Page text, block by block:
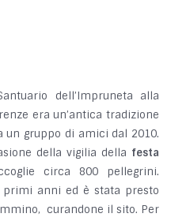
dell’Impruneta alla
era un’antica tradizione
gruppo di amici dal 2010.
della vigilia della festa
circa 800 pellegrini.
anni ed è stata presto
curandone il sito. Per